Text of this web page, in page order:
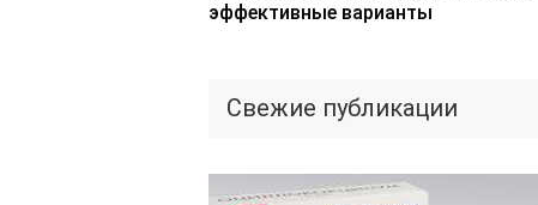
эффективные варианты
Свежие публикации